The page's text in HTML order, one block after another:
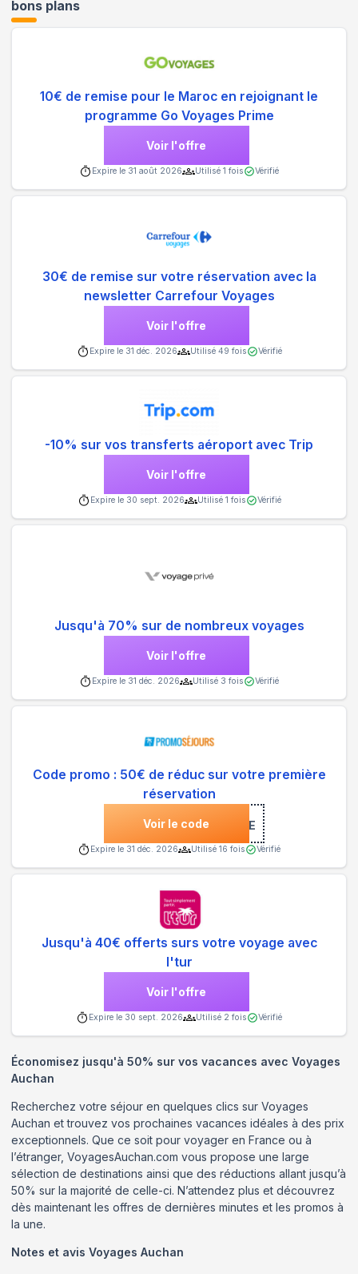
bons plans
10€ de remise pour le Maroc en rejoignant le
programme Go Voyages Prime
Voir l'offre
Expire le 31 août 2026 Utilisé 1 fois Vérifié
30€ de remise sur votre réservation avec la
newsletter Carrefour Voyages
Voir l'offre
Expire le 31 déc. 2026 Utilisé 49 fois Vérifié
-10% sur vos transferts aéroport avec Trip
Voir l'offre
Expire le 30 sept. 2026 Utilisé 1 fois Vérifié
Jusqu'à 70% sur de nombreux voyages
Voir l'offre
Expire le 31 déc. 2026 Utilisé 3 fois Vérifié
Code promo : 50€ de réduc sur votre première
réservation
Voir le code***NVENUE
Expire le 31 déc. 2026 Utilisé 16 fois Vérifié
Jusqu'à 40€ offerts surs votre voyage avec
l'tur
Voir l'offre
Expire le 30 sept. 2026 Utilisé 2 fois Vérifié
Économisez jusqu'à 50% sur vos vacances avec Voyages
Auchan
Recherchez votre séjour en quelques clics sur Voyages
Auchan et trouvez vos prochaines vacances idéales à des prix
exceptionnels. Que ce soit pour voyager en France ou à
l’étranger, VoyagesAuchan.com vous propose une large
sélection de destinations ainsi que des réductions allant jusqu’à
50% sur la majorité de celle-ci. N’attendez plus et découvrez
dès maintenant les offres de dernières minutes et les promos à
la une.
Notes et avis Voyages Auchan